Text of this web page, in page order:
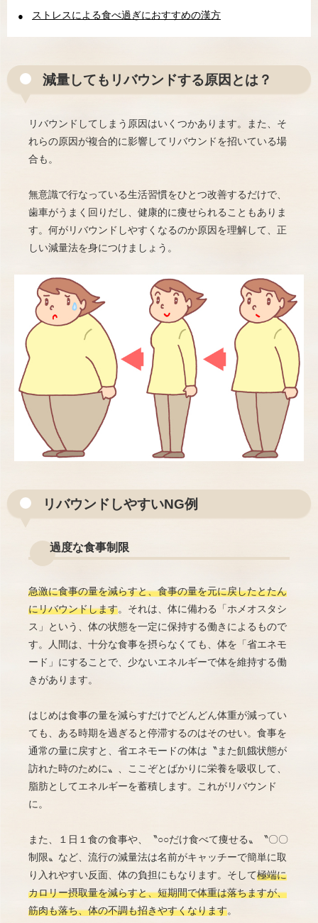
ストレスによる食べ過ぎにおすすめの漢方
減量してもリバウンドする原因とは？
リバウンドしてしまう原因はいくつかあります。また、そ
れらの原因が複合的に影響してリバウンドを招いている場
合も。
無意識で行なっている生活習慣をひとつ改善するだけで、
歯車がうまく回りだし、健康的に痩せられることもありま
す。何がリバウンドしやすくなるのか原因を理解して、正
しい減量法を身につけましょう。
リバウンドしやすいNG例
過度な食事制限
急激に食事の量を減らすと、食事の量を元に戻したとたん
にリバウンドします。それは、体に備わる「ホメオスタシ
ス」という、体の状態を一定に保持する働きによるもので
す。人間は、十分な食事を摂らなくても、体を「省エネモ
ード」にすることで、少ないエネルギーで体を維持する働
きがあります。
はじめは食事の量を減らすだけでどんどん体重が減ってい
ても、ある時期を過ぎると停滞するのはそのせい。食事を
通常の量に戻すと、省エネモードの体は〝また飢餓状態が
訪れた時のために〟、ここぞとばかりに栄養を吸収して、
脂肪としてエネルギーを蓄積します。これがリバウンド
に。
また、１日１食の食事や、〝○○だけ食べて痩せる〟〝〇〇
制限〟など、流行の減量法は名前がキャッチーで簡単に取
り入れやすい反面、体の負担にもなります。そして極端に
カロリー摂取量を減らすと、短期間で体重は落ちますが、
筋肉も落ち、体の不調も招きやすくなります。